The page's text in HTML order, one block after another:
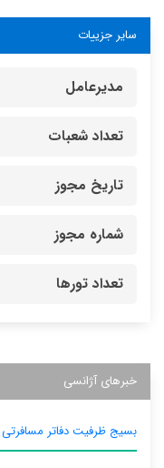
سایر جزییات
مدیرعامل
تعداد شعبات
تاریخ مجوز
شماره مجوز
تعداد تورها
خبرهای آژانسی
بسیج ظرفیت دفاتر